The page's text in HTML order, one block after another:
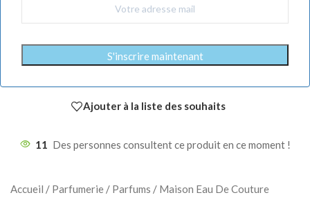
S'inscrire maintenant
Ajouter à la liste des souhaits
11 Des personnes consultent ce produit en ce moment !
Accueil / Parfumerie / Parfums / Maison Eau De Couture